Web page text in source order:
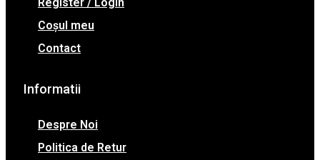
Register / Login
Coșul meu
Contact
Informatii
Despre Noi
Politica de Retur